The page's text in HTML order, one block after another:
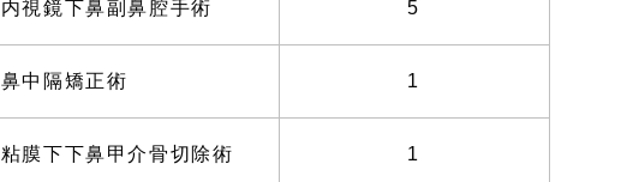
内視鏡下鼻副鼻腔手術 5
鼻中隔矯正術 1
粘膜下下鼻甲介骨切除術 1